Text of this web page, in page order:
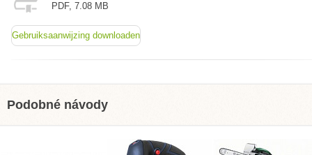
PDF, 7.08 MB
Gebruiksaanwijzing downloaden
Podobné návody